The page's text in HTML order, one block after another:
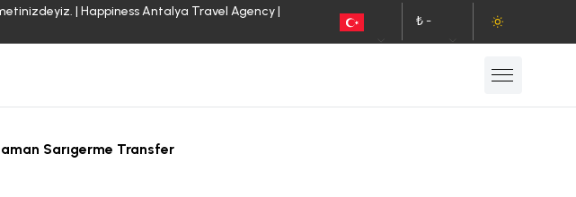
| Happiness Antalya Travel Agency |
₺ -
Sarıgerme Transfer